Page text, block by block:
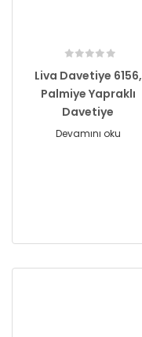
Liva Davetiye 6156,
Palmiye Yapraklı
Davetiye
Devamını oku